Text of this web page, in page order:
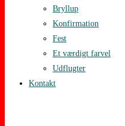
Bryllup
Konfirmation
Fest
Et værdigt farvel
Udflugter
Kontakt